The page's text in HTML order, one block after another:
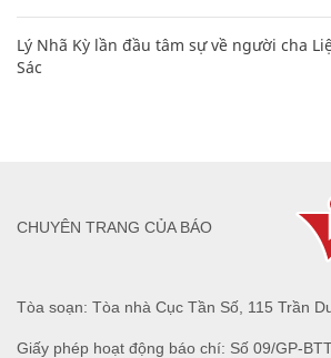
Lý Nhã Kỳ lần đầu tâm sự về người cha
Sác
Tòa soạn: Tòa nhà Cục Tần Số, 115 Trần
Giấy phép hoạt động báo chí: Số 09/GP-
CHUYÊN TRANG CỦA BÁO